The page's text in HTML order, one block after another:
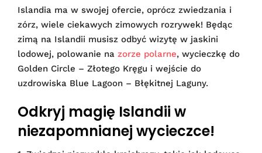
Islandia ma w swojej ofercie, oprócz zwiedzania i
zórz, wiele ciekawych zimowych rozrywek! Będąc
zimą na Islandii musisz odbyć wizytę w jaskini
lodowej, polowanie na zorze polarne, wycieczkę do
Golden Circle – Złotego Kręgu i wejście do
uzdrowiska Blue Lagoon – Błękitnej Laguny.
Odkryj magię Islandii w
niezapomnianej wycieczce!